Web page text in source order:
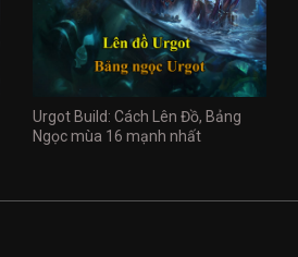
Urgot Build: Cách Lên Đồ, Bảng
Ngọc mùa 16 mạnh nhất